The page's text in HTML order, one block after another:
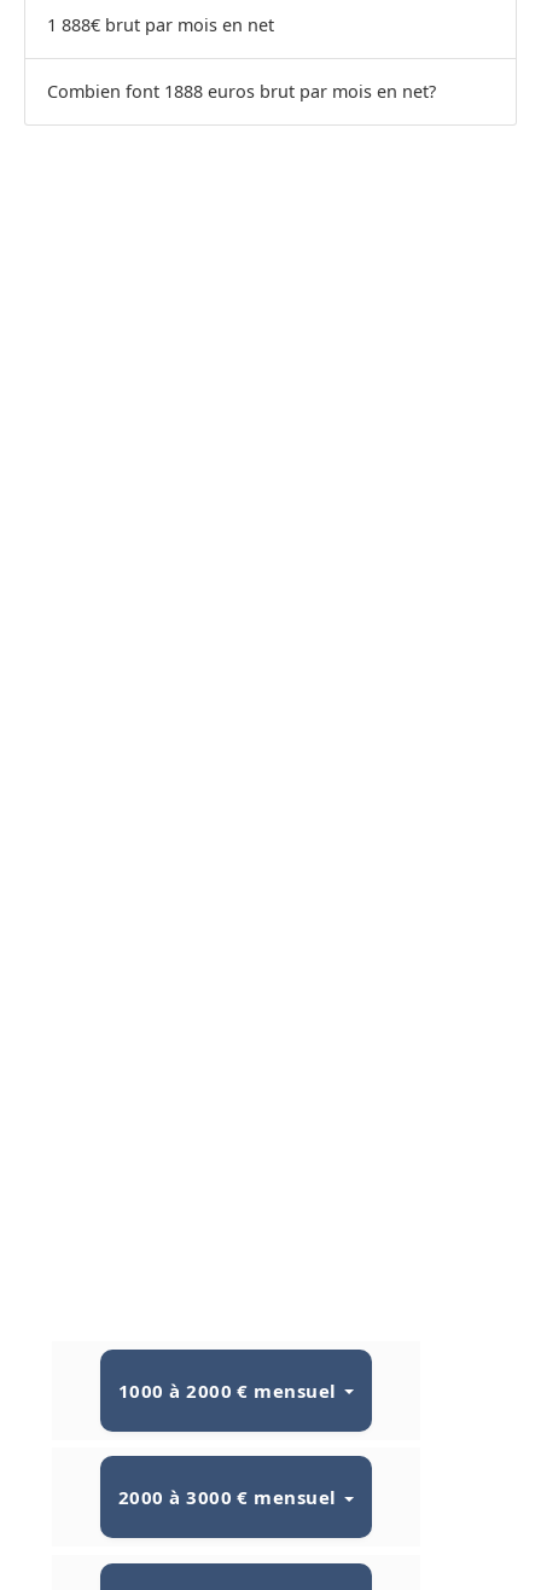
1 888€ brut par mois en net
Combien font 1888 euros brut par mois en net?
1000 à 2000 € mensuel
2000 à 3000 € mensuel